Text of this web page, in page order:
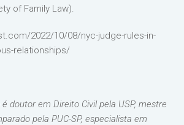
of Family Law).
2022/10/08/nyc-judge-rules-in-
relationships/
é doutor em Direito Civil pela USP, mestre
pela PUC-SP, especialista em